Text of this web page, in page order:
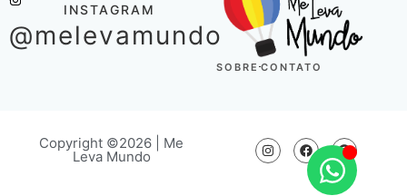
INSTAGRAM
@melevamundo
SOBRE CONTATO
Copyright ©2026 | Me
Leva Mundo